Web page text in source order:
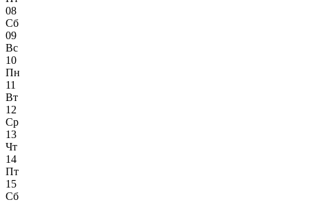
08
Сб
09
Вс
10
Пн
11
Вт
12
Ср
13
Чт
14
Пт
15
Сб